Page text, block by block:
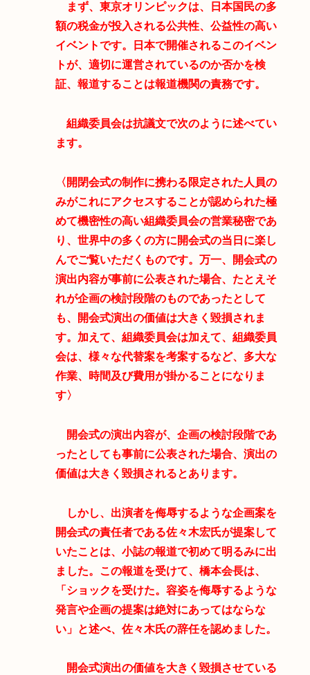
まず、東京オリンピックは、日本国民の多
額の税金が投入される公共性、公益性の高い
イベントです。日本で開催されるこのイベン
トが、適切に運営されているのか否かを検
証、報道することは報道機関の責務です。
組織委員会は抗議文で次のように述べてい
ます。
〈開閉会式の制作に携わる限定された人員の
みがこれにアクセスすることが認められた極
めて機密性の高い組織委員会の営業秘密であ
り、世界中の多くの方に開会式の当日に楽し
んでご覧いただくものです。万一、開会式の
演出内容が事前に公表された場合、たとえそ
れが企画の検討段階のものであったとして
も、開会式演出の価値は大きく毀損されま
す。加えて、組織委員会は加えて、組織委員
会は、様々な代替案を考案するなど、多大な
作業、時間及び費用が掛かることになりま
す〉
開会式の演出内容が、企画の検討段階であ
ったとしても事前に公表された場合、演出の
価値は大きく毀損されるとあります。
しかし、出演者を侮辱するような企画案を
開会式の責任者である佐々木宏氏が提案して
いたことは、小誌の報道で初めて明るみに出
ました。この報道を受けて、橋本会長は、
「ショックを受けた。容姿を侮辱するような
発言や企画の提案は絶対にあってはならな
い」と述べ、佐々木氏の辞任を認めました。
開会式演出の価値を大きく毀損させている